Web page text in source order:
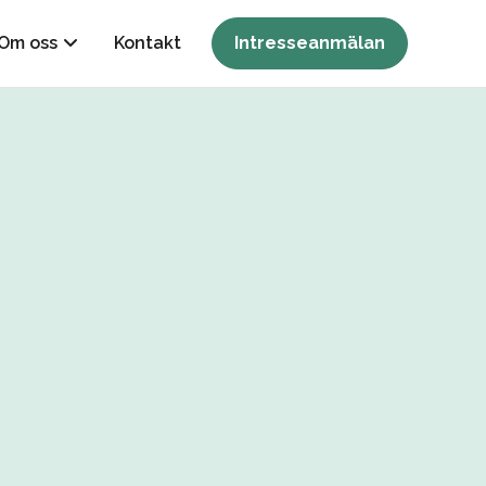
oss Kontakt Intresseanmälan